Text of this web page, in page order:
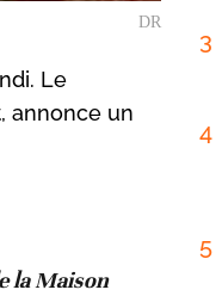
DR
Le
annonce un
la Maison
3
4
5